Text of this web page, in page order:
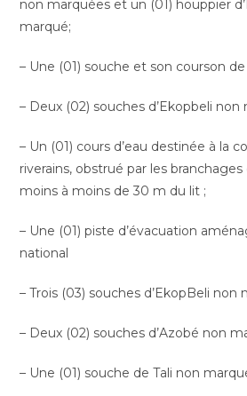
non marquées et un (01) houppier
marqué;
– Une (01) souche et son courson
– Deux (02) souches d’Ekopbeli non
– Un (01) cours d’eau destinée à la
riverains, obstrué par les
moins à moins de 30 m du lit ;
– Une (01) piste d’évacuation
national
– Trois (03) souches d’EkopBeli non
– Deux (02) souches d’Azobé non
– Une (01) souche de Tali non